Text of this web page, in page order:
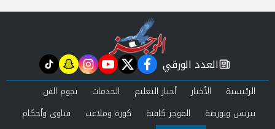
newspaper
العدد الورقي facebook
twitter
youtube
instagram
snapchat
tiktok
الرئيسية الأخبار أخبار التعليم الخدمات
نجوم الفن
بيزنس وبورصة
الموجز كافية كورة وملاعب
فتاوى وأحكام